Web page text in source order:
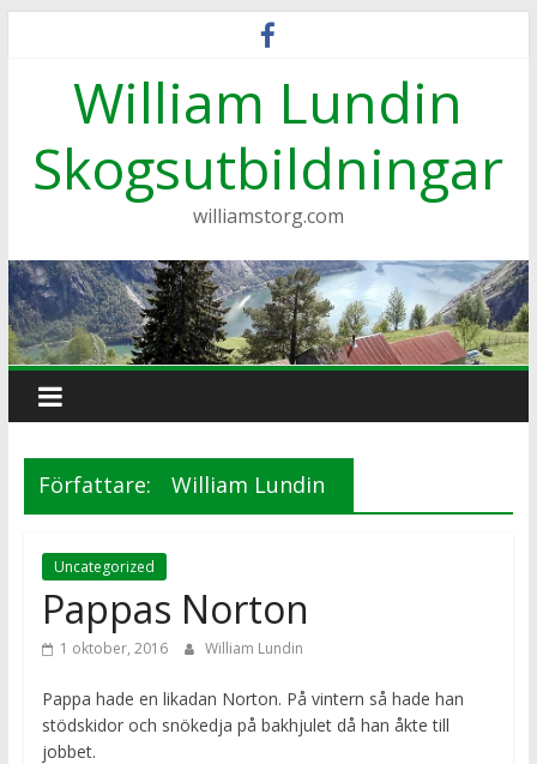
innehållWilliam Lundin
Skogsutbildningar
williamstorg.com
Författare: William Lundin
Uncategorized
Pappas Norton
1 oktober, 2016 William Lundin
Pappa hade en likadan Norton. På vintern så hade han
stödskidor och snökedja på bakhjulet då han åkte till
jobbet.